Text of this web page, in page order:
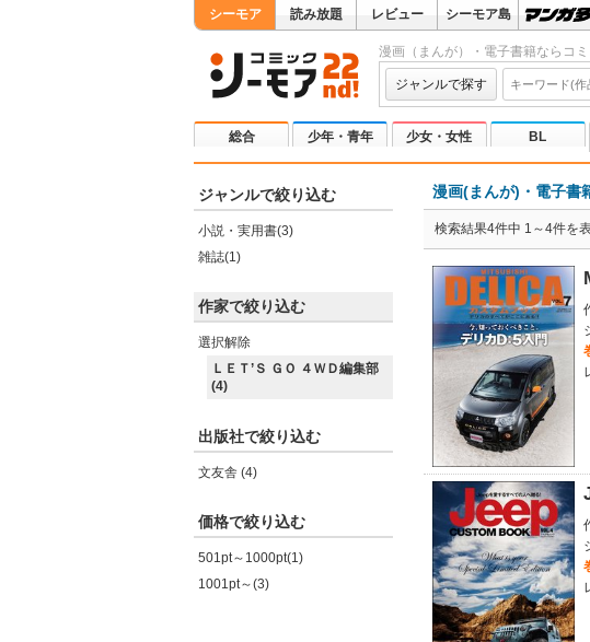
シーモア 読み放題 レビュー シーモア島
漫画（まんが）・電子書籍ならコミ
ジャンルで探す
総合 少年・青年 少女・女性 BL
ジャンルで絞り込む
小説・実用書(3)
雑誌(1)
作家で絞り込む
選択解除
ＬＥＴ’Ｓ ＧＯ ４ＷＤ編集部
(4)
出版社で絞り込む
文友舎 (4)
価格で絞り込む
501pt～1000pt(1)
1001pt～(3)
漫画(まんが)・電子書
検索結果4件中 1～4件を